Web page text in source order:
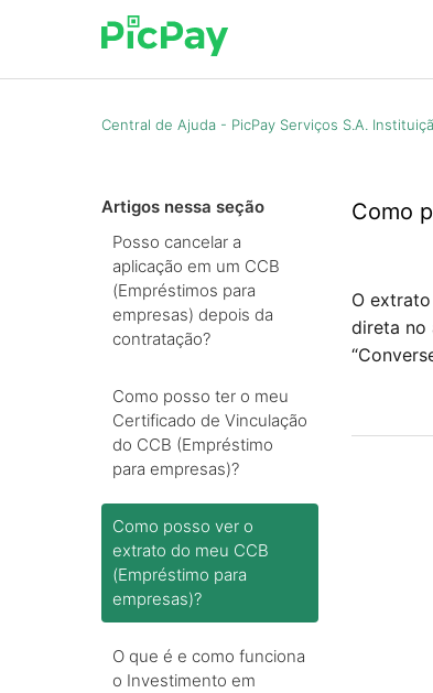
Central de Ajuda - PicPay Serviços S.A.
Artigos nessa seção
Posso cancelar a
aplicação em um CCB
(Empréstimos para
empresas) depois da
contratação?
Como posso ter o meu
Certificado de Vinculação
do CCB (Empréstimo
para empresas)?
Como posso ver o
extrato do meu CCB
(Empréstimo para
empresas)?
O que é e como funciona
o Investimento em
Como
O
direta no